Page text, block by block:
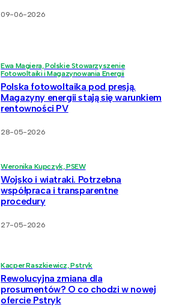
09-06-2026
Ewa Magiera, Polskie Stowarzyszenie
Fotowoltaiki i Magazynowania Energii
Polska fotowoltaika pod presją.
Magazyny energii stają się warunkiem
rentowności PV
28-05-2026
Weronika Kupczyk, PSEW
Wojsko i wiatraki. Potrzebna
współpraca i transparentne
procedury
27-05-2026
Kacper Raszkiewicz, Pstryk
Rewolucyjna zmiana dla
prosumentów? O co chodzi w nowej
ofercie Pstryk